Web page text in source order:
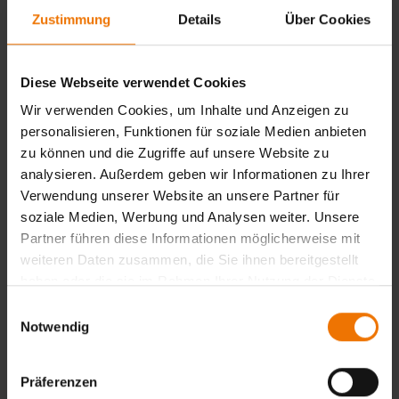
Zustimmung Details Über Cookies
Diese Webseite verwendet Cookies
Wir verwenden Cookies, um Inhalte und Anzeigen zu
personalisieren, Funktionen für soziale Medien anbieten
zu können und die Zugriffe auf unsere Website zu
analysieren. Außerdem geben wir Informationen zu Ihrer
Verwendung unserer Website an unsere Partner für
soziale Medien, Werbung und Analysen weiter. Unsere
Partner führen diese Informationen möglicherweise mit
weiteren Daten zusammen, die Sie ihnen bereitgestellt
Notwendig
Präferenzen
Hauptgebiet 2 - Werkstoffe und ihr Verhalten beim
Schweißen (115 Stunden)
Rissbildung, Korrosion, Verschleiß, Nichteisenmetalle,
Hauptgebiet 3 - Konstruktion und Gestaltung (62
Stunden)
Festigkeitslehre, Schweißnahtberechnung, Gestaltung,
Konstruktion, Verhalten geschweißter Verbindungen bei
unterschiedlicher Belastung und Bruchmechanik
Hauptgebiet 4 - Fertigung und Anwendungstechnik (116
Arbeitssicherheit, Eigenspannungen und Verzug,
Fallbeispiele